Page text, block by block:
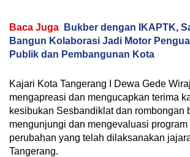
Baca Juga
Bukber dengan IKAPTK,
Bangun Kolaborasi Jadi Motor
Publik dan Pembangunan Kota
Kajari Kota Tangerang I Dewa Gede
mengapreasi dan mengucapkan terima
kesibukan Sesbandiklat dan rombongan
mengunjungi dan mengevaluasi program
perubahan yang telah dilaksanakan
Tangerang.